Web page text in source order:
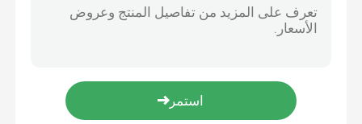
كابل هولتر ECG
نيهون كوهدن إلى BB المحول IBP ضغط الدم الغازي
نيهون كوهدن إلى MX ضغط الدم الغازي IBP